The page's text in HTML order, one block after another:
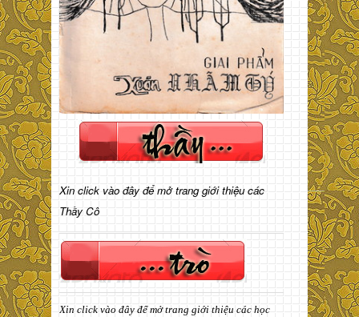
Xin click vào đây để mở trang giới thiệu các
Thầy Cô
Xin click vào đây để mở trang giới thiệu các học